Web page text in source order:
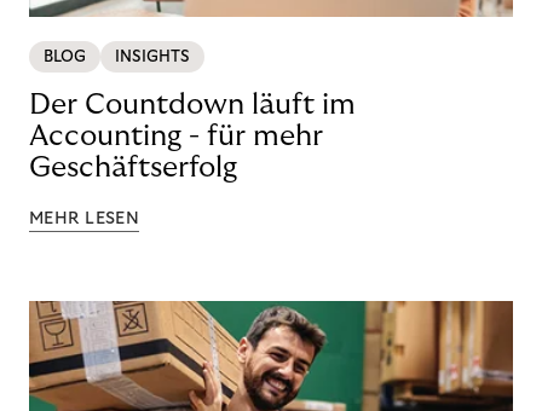
BLOG INSIGHTS
Der Countdown läuft im
Accounting - für mehr
Geschäftserfolg
MEHR LESEN